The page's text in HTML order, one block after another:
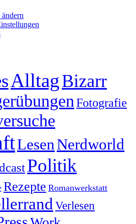
AlltagBizarr
Fotografie
Lesen Nerdworld
Politik
Rezepte Romanwerkstatt
Verlesen